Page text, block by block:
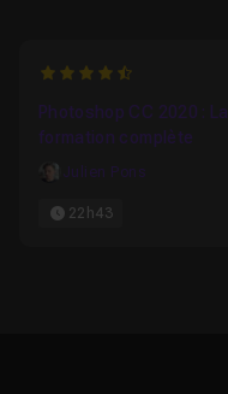
4.7107438016529
Photoshop CC 2020 : La
formation complète
Julien Pons
22h43